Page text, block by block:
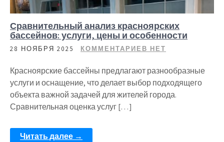
Сравнительный анализ красноярских
бассейнов: услуги, цены и особенности
28 НОЯБРЯ 2025 КОММЕНТАРИЕВ НЕТ
Красноярские бассейны предлагают разнообразные
услуги и оснащение, что делает выбор подходящего
объекта важной задачей для жителей города.
Сравнительная оценка услуг […]
Читать далее →